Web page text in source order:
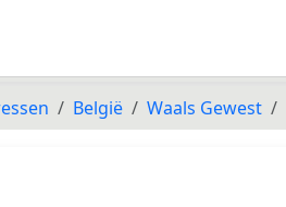
België Waals Gewest